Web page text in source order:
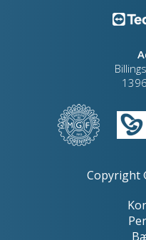
Copyright